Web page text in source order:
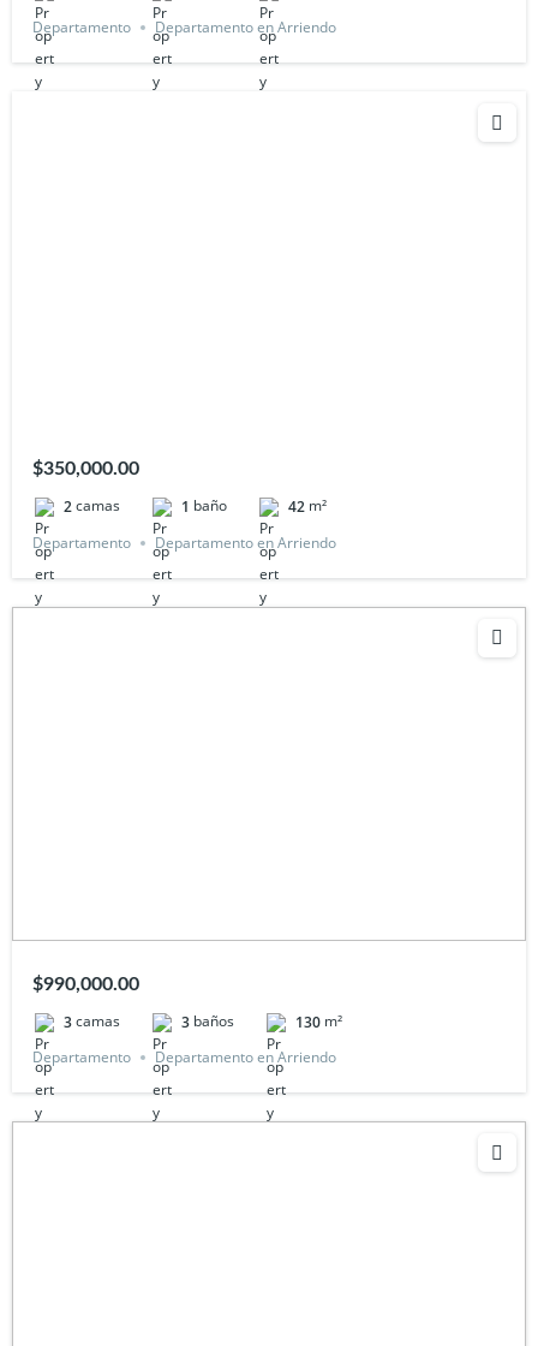
Departamento
Departamento en Arriendo
$350,000.00
2camas 1 baño 42 m²
Departamento
Departamento en Arriendo
$990,000.00
3camas 3 baños 130 m²
Departamento
Departamento en Arriendo